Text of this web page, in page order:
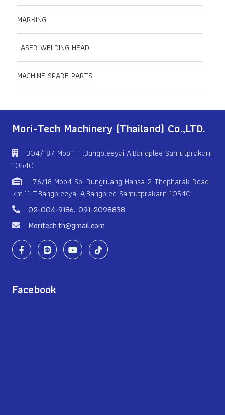
MARKING
LASER WELDING HEAD
MACHINE SPARE PARTS
Mori-Tech Machinery (Thailand) Co.,LTD.
304/187 Moo11 T.Bangpleeyai A.Bangplee Samutprakarn
10540
76/18 Moo4 Soi Rungruang Hansa 2 Thepharak Road
km.11 T.Bangpleeyai A.Bangplee Samutprakarn 10540
02-004-9186, 091-2098838
Moritech.th@gmail.com
Facebook